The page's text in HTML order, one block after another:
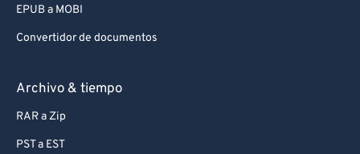
EPUB a MOBI
Convertidor de documentos
Archivo & tiempo
RAR a Zip
PST a EST